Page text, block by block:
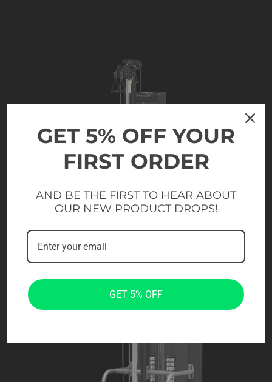
GET 5% OFF YOUR
FIRST ORDER
AND BE THE FIRST TO HEAR ABOUT
OUR NEW PRODUCT DROPS!
GET 5% OFF